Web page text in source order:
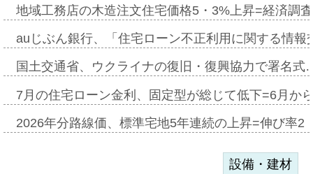
地域工務店の木造注文住宅価格5・3%上昇=経済調
auじぶん銀行、「住宅ローン不正利用に関する情
国土交通省、ウクライナの復旧・復興協力で署名
7月の住宅ローン金利、固定型が総じて低下=6月か
2026年分路線価、標準宅地5年連続の上昇=伸び率
設備・建材